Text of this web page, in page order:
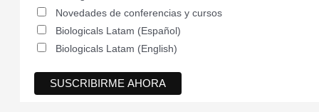
Novedades de conferencias y cursos
Biologicals Latam (Español)
Biologicals Latam (English)